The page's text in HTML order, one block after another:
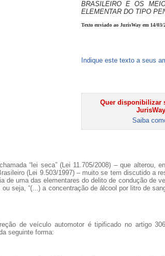
BRASILEIRO E OS
ELEMENTAR DO TIPO
Texto enviado ao JurisWay em 14/03/
Indique este texto a seus
Quer disponibilizar
Saiba
“lei seca” (Lei 11.705/2008) – que alterou,
(Lei 9.503/1997) – muito se tem discutido a
de uma das elementares do delito de condução de
seja, “(...) a concentração de álcool por litro de
de veículo automotor é tipificado no artigo
seguinte forma: